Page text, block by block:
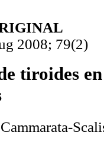
2008; 79(2)
tiroides